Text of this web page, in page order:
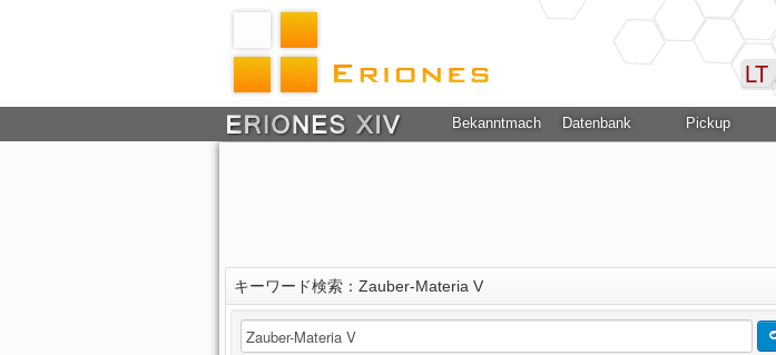
Bekanntmachung Datenbank Pickup
キーワード検索：Zauber-Materia V